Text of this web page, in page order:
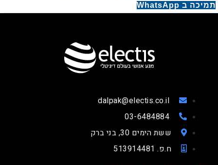
תמיכה ב WhatsApp
dalpak@electis.co.il
03-6484884
ששת הימים 30, בני ברק
ח.פ. 513914481